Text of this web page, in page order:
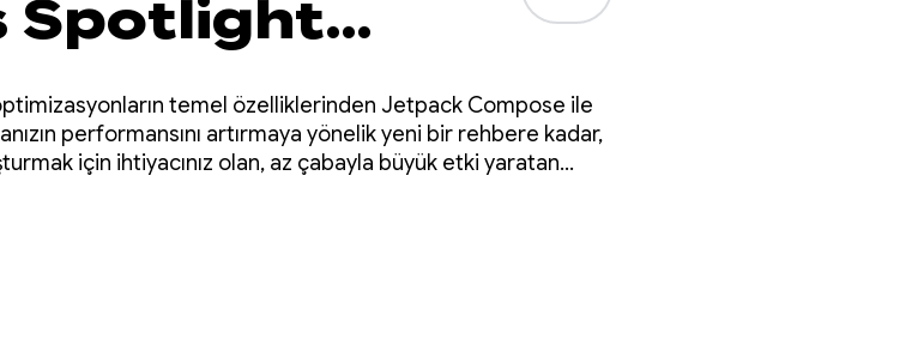
Spotlight
temel özelliklerinden Jetpack Compose ile
performansını artırmaya yönelik yeni bir rehbere kadar,
için ihtiyacınız olan, az çabayla büyük etki yaratan